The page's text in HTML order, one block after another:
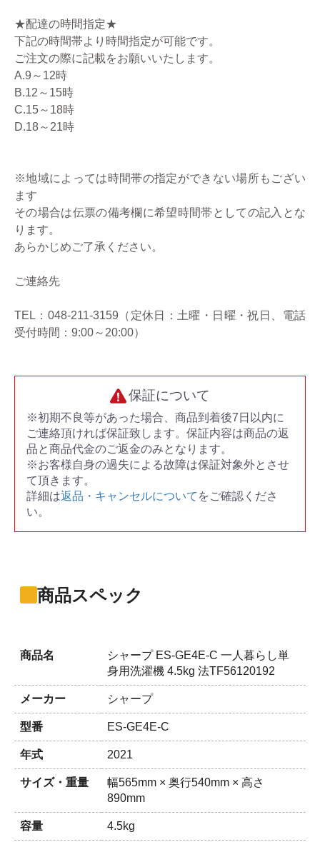
★配達の時間指定★
下記の時間帯より時間指定が可能です。
ご注文の際に記載をお願いいたします。
A.9～12時
B.12～15時
C.15～18時
D.18～21時
※地域によっては時間帯の指定ができない場所もござい
ます
その場合は伝票の備考欄に希望時間帯としての記入とな
ります。
あらかじめご了承ください。
ご連絡先
TEL：048-211-3159（定休日：土曜・日曜・祝日、電話
受付時間：9:00～20:00）
保証について
※初期不良等があった場合、商品到着後7日以内に
ご連絡頂ければ保証致します。保証内容は商品の返
品と商品代金のご返金のみとなります。
※お客様自身の過失による故障は保証対象外とさせ
て頂きます。
詳細は返品・キャンセルについて をご確認くださ
い。
商品スペック
商品名
シャープ ES-GE4E-C 一人暮らし単
身用洗濯機 4.5kg 法TF56120192
メーカー シャープ
型番 ES-GE4E-C
年式 2021
サイズ・重量
幅565mm × 奥行540mm × 高さ
890mm
容量 4.5kg